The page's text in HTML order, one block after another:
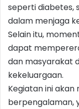
seperti diabetes,
dalam menjaga
Selain itu,
dapat
dan masyarakat
kekeluargaan.
Kegiatan ini
berpengalaman,